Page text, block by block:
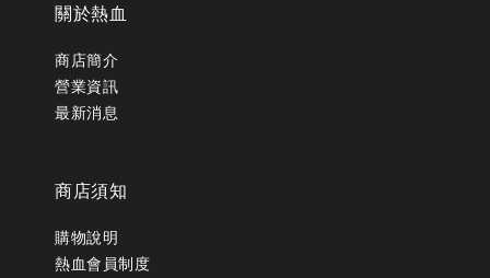
關於熱血
商店簡介
營業資訊
最新消息
商店須知
購物說明
熱血會員制度